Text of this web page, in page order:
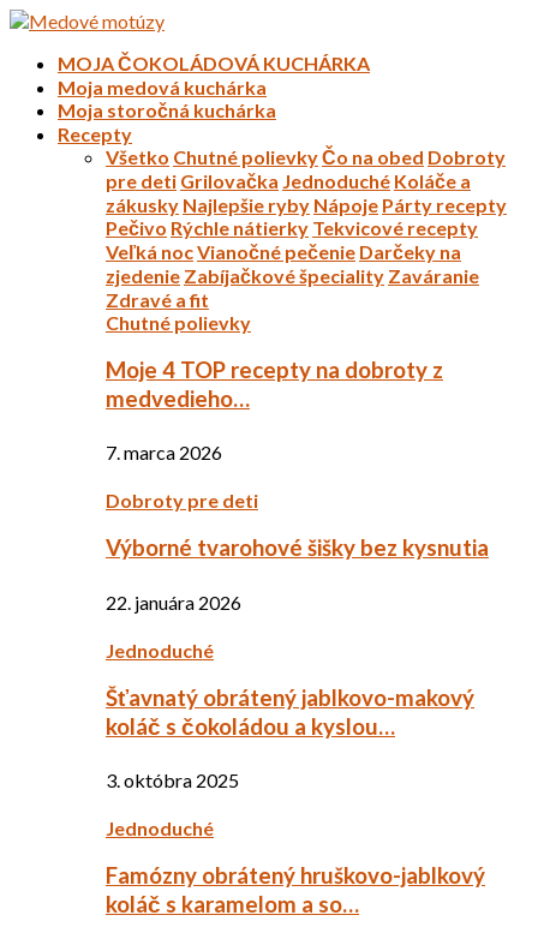
MOJA ČOKOLÁDOVÁ KUCHÁRKA
Moja medová kuchárka
Moja storočná kuchárka
Recepty
Všetko Chutné polievkyČo na obed Dobroty
pre deti Grilovačka Jednoduché Koláče a
zákusky Najlepšie ryby Nápoje Párty recepty
Pečivo Rýchle nátierky Tekvicové recepty
Veľká nocVianočné pečenie Darčeky na
zjedenie Zabíjačkové špeciality Zaváranie
Zdravé a fit
Chutné polievky
Moje 4 TOP recepty na dobroty z
medvedieho…
7. marca 2026
Dobroty pre deti
Výborné tvarohové šišky bez kysnutia
22. januára 2026
Jednoduché
Šťavnatý obrátený jablkovo-makový
koláč s čokoládou a kyslou…
3. októbra 2025
Jednoduché
Famózny obrátený hruškovo-jablkový
koláč s karamelom a so…